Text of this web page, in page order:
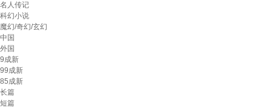
名人传记
科幻小说
魔幻/奇幻/玄幻
中国
外国
9成新
99成新
85成新
长篇
短篇